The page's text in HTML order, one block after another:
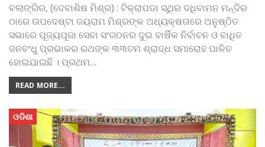
ବଲାଙ୍ଗିର, (ଦେବାଶିଷ ମିଶ୍ର) : ଟିକ୍ରାପଡା ସ୍ଥିର ଦଧିବାମନ ମନ୍ଦିର
ଠାରେ ଉପଦେଷ୍ଟା ଜୟରାମ ମିଶ୍ରଙ୍କ ଅଧ୍ୟକ୍ଷତାରେ ଅନୁଷ୍ଠିତ
ସଭାରେ ପୂଜ୍ୟପୂଜା ସେବା ସଂଗଠନର ଦୁଇ ବାର୍ଷିକ ନିର୍ବାଚନ ଓ ବାଧିତ
ଜନବଂଧୁ ପ୍ରଭାକର ରଥଙ୍କ ୩୩ତମ ଶ୍ରାଦ୍ଧ ସମାରୋହ ପାଳିତ
ହୋଇଯାଇଛି । ପ୍ରଥମ…
READ MORE...
ଓଡିଶା